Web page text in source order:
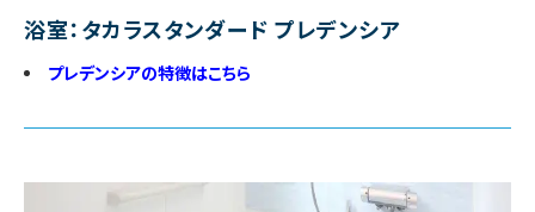
浴室：タカラスタンダード プレデンシア
プレデンシアの特徴はこちら